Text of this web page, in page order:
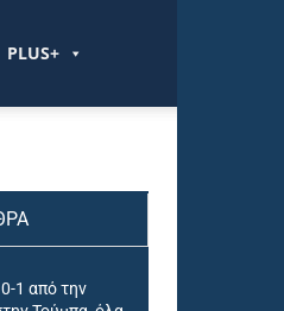
PLUS+
1 από την